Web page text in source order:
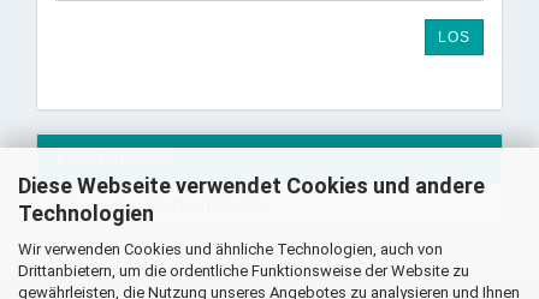
Diese Webseite verwendet Cookies und andere
Technologien
Wir verwenden Cookies und ähnliche Technologien, auch von
Drittanbietern, um die ordentliche Funktionsweise der Website zu
gewährleisten, die Nutzung unseres Angebotes zu analysieren und Ihnen
LOS
Information für Großhändler